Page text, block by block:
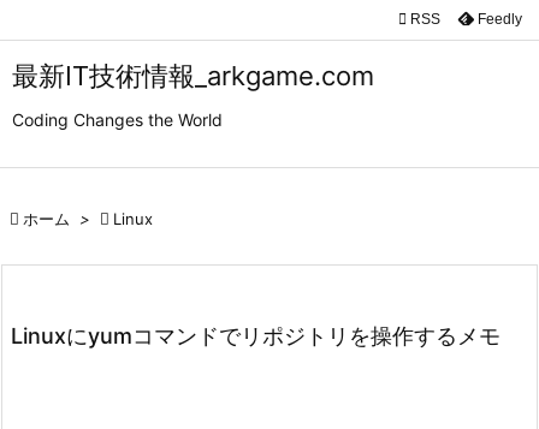
最新IT技術情報_arkgame.com
Coding Changes the World


検索
 RSS Feedly
 ホーム >  Linux
Linuxにyumコマンドでリポジトリを操作するメモ